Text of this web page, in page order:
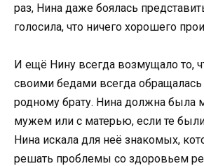
раз, Нина даже боялась
голосила, что ничего хорошего
И ещё Нину всегда возмущало то,
своими бедами всегда обращалась
родному брату. Нина должна была
мужем или с матерью, если те
Нина искала для неё знакомых,
решать проблемы со здоровьем